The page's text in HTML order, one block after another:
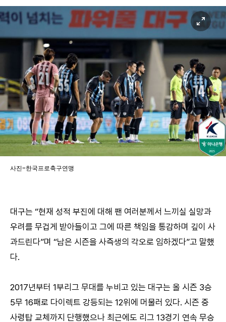
사진=한국프로축구연맹
대구는 “현재 성적 부진에 대해 팬 여러분께서 느끼실 실망과
우려를 무겁게 받아들이고 그에 따른 책임을 통감하며 깊이 사
과드린다”며 “남은 시즌을 사즉생의 각오로 임하겠다”고 말했
다.
2017년부터 1부리그 무대를 누비고 있는 대구는 올 시즌 3승
5무 16패로 다이렉트 강등되는 12위에 머물러 있다. 시즌 중
사령탑 교체까지 단행했으나 최근에도 리그 13경기 연속 무승